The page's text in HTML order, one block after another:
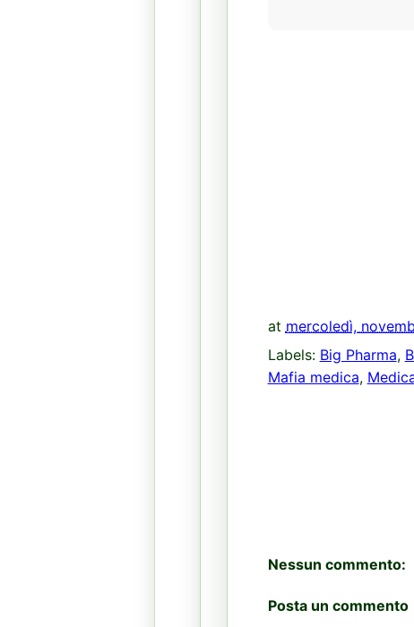
at mercoledì,
Labels: Big Pharma,
Mafia medica,
Nessun commento:
Posta un commento